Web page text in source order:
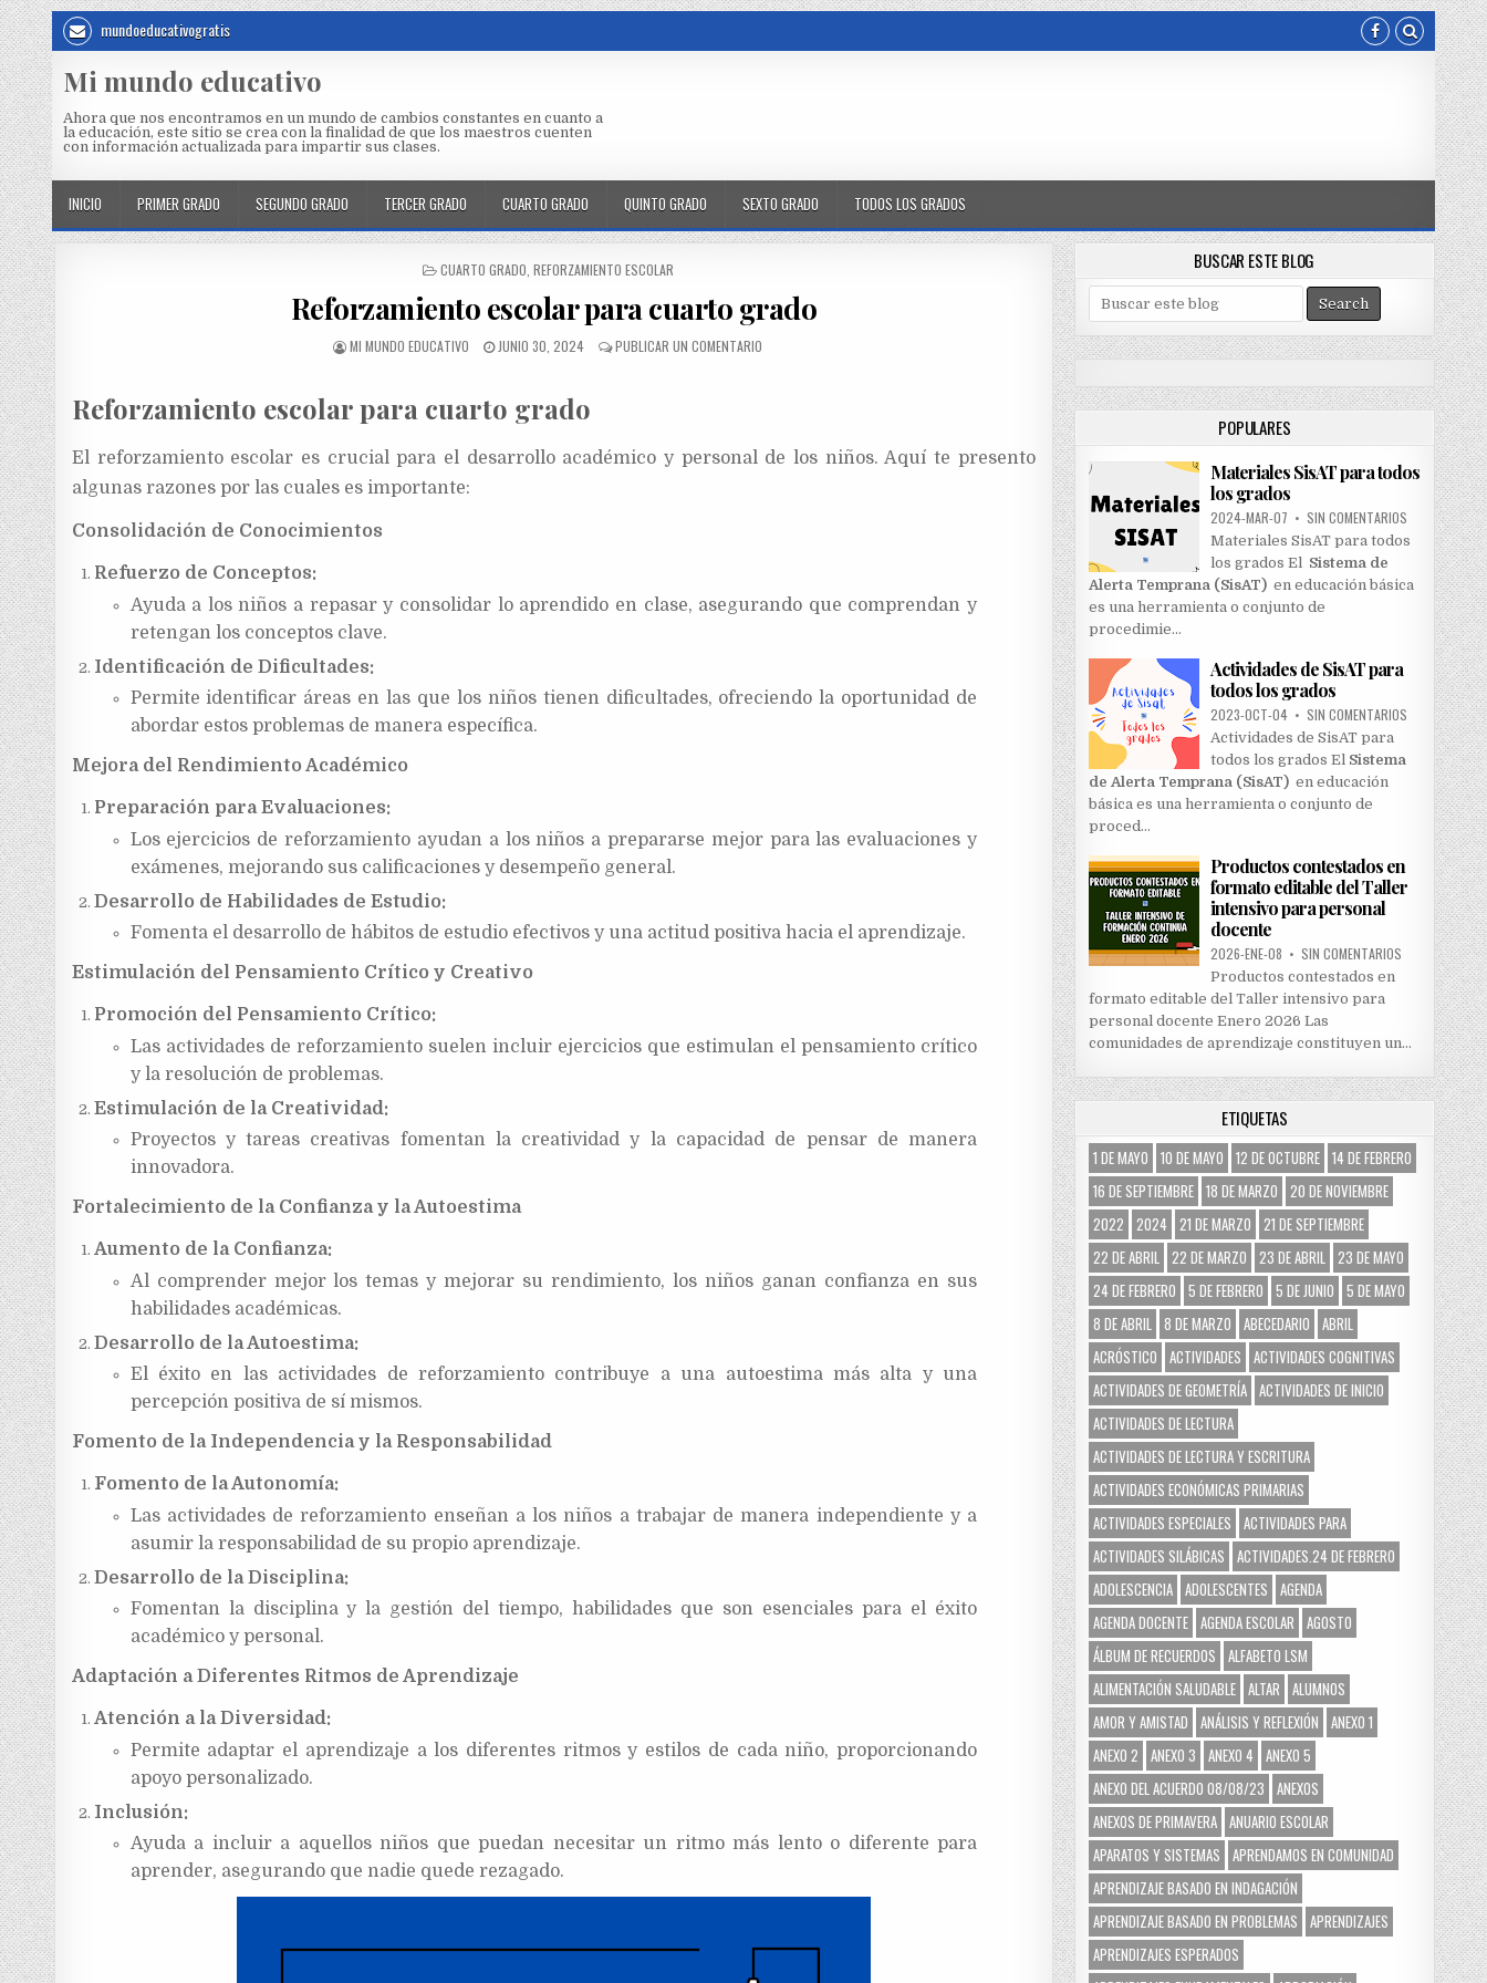
mundoeducativogratis
Mi mundo educativo
Ahora que nos encontramos en un mundo de cambios constantes en cuanto a
la educación, este sitio se crea con la finalidad de que los maestros cuenten
con información actualizada para impartir sus clases.
INICIO PRIMER GRADO SEGUNDO GRADO TERCER GRADO CUARTO GRADO QUINTO GRADO SEXTO GRADO TODOS LOS GRADOS
CUARTO GRADO REFORZAMIENTO ESCOLAR
Reforzamiento escolar para cuarto grado
MI MUNDO EDUCATIVO JUNIO 30, 2024 PUBLICAR UN COMENTARIO
Reforzamiento escolar para cuarto grado
El reforzamiento escolar es crucial para el desarrollo académico y personal de los niños. Aquí te presento
algunas razones por las cuales es importante:
Consolidación de Conocimientos
Refuerzo de Conceptos:
Ayuda a los niños a repasar y consolidar lo aprendido en clase, asegurando que comprendan y
retengan los conceptos clave.
Identificación de Dificultades:
Permite identificar áreas en las que los niños tienen dificultades, ofreciendo la oportunidad de
abordar estos problemas de manera específica.
Mejora del Rendimiento Académico
Preparación para Evaluaciones:
Los ejercicios de reforzamiento ayudan a los niños a prepararse mejor para las evaluaciones y
exámenes, mejorando sus calificaciones y desempeño general.
Desarrollo de Habilidades de Estudio:
Fomenta el desarrollo de hábitos de estudio efectivos y una actitud positiva hacia el aprendizaje.
Estimulación del Pensamiento Crítico y Creativo
Promoción del Pensamiento Crítico:
Las actividades de reforzamiento suelen incluir ejercicios que estimulan el pensamiento crítico
y la resolución de problemas.
Estimulación de la Creatividad:
Proyectos y tareas creativas fomentan la creatividad y la capacidad de pensar de manera
innovadora.
Fortalecimiento de la Confianza y la Autoestima
Aumento de la Confianza:
Al comprender mejor los temas y mejorar su rendimiento, los niños ganan confianza en sus
habilidades académicas.
Desarrollo de la Autoestima:
El éxito en las actividades de reforzamiento contribuye a una autoestima más alta y una
percepción positiva de sí mismos.
Fomento de la Independencia y la Responsabilidad
Fomento de la Autonomía:
Las actividades de reforzamiento enseñan a los niños a trabajar de manera independiente y a
asumir la responsabilidad de su propio aprendizaje.
Desarrollo de la Disciplina:
Fomentan la disciplina y la gestión del tiempo, habilidades que son esenciales para el éxito
académico y personal.
Adaptación a Diferentes Ritmos de Aprendizaje
Atención a la Diversidad:
Permite adaptar el aprendizaje a los diferentes ritmos y estilos de cada niño, proporcionando
apoyo personalizado.
Inclusión:
Ayuda a incluir a aquellos niños que puedan necesitar un ritmo más lento o diferente para
aprender, asegurando que nadie quede rezagado.
BUSCAR ESTE BLOG
e
a
r
c
h
o
r
:
POPULARES
Materiales SisAT para todos
los grados
2024-MAR-07 • SIN COMENTARIOS
Materiales SisAT para todos
los grados El Sistema de
Alerta Temprana (SisAT)en educación básica
es una herramienta o conjunto de
procedimie…
Actividades de SisAT para
todos los grados
2023-OCT-04 • SIN COMENTARIOS
Actividades de SisAT para
todos los grados El Sistema
de Alerta Temprana (SisAT)en educación
básica es una herramienta o conjunto de
proced…
Productos contestados en
formato editable del Taller
intensivo para personal
docente
2026-ENE-08 • SIN COMENTARIOS
Productos contestados en
formato editable del Taller intensivo para
personal docente Enero 2026 Las
comunidades de aprendizaje constituyen un…
ETIQUETAS
1 DE MAYO 10 DE MAYO 12 DE OCTUBRE 14 DE FEBRERO
16 DE SEPTIEMBRE 18 DE MARZO 20 DE NOVIEMBRE
2022 2024 21 DE MARZO 21 DE SEPTIEMBRE
22 DE ABRIL 22 DE MARZO 23 DE ABRIL 23 DE MAYO
24 DE FEBRERO 5 DE FEBRERO 5 DE JUNIO 5 DE MAYO
8 DE ABRIL 8 DE MARZO ABECEDARIO ABRIL
ACRÓSTICO ACTIVIDADES ACTIVIDADES COGNITIVAS
ACTIVIDADES DE GEOMETRÍA ACTIVIDADES DE INICIO
ACTIVIDADES DE LECTURA
ACTIVIDADES DE LECTURA Y ESCRITURA
ACTIVIDADES ECONÓMICAS PRIMARIAS
ACTIVIDADES ESPECIALES ACTIVIDADES PARA
ACTIVIDADES SILÁBICAS ACTIVIDADES.24 DE FEBRERO
ADOLESCENCIA ADOLESCENTES AGENDA
AGENDA DOCENTE AGENDA ESCOLAR AGOSTO
ÁLBUM DE RECUERDOS ALFABETO LSM
ALIMENTACIÓN SALUDABLE ALTAR ALUMNOS
AMOR Y AMISTAD ANÁLISIS Y REFLEXIÓN ANEXO 1
ANEXO 2 ANEXO 3 ANEXO 4 ANEXO 5
ANEXO DEL ACUERDO 08/08/23 ANEXOS
ANEXOS DE PRIMAVERA ANUARIO ESCOLAR
APARATOS Y SISTEMAS APRENDAMOS EN COMUNIDAD
APRENDIZAJE BASADO EN INDAGACIÓN
APRENDIZAJE BASADO EN PROBLEMAS APRENDIZAJES
APRENDIZAJES ESPERADOS